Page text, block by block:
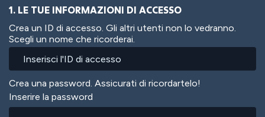
1. LE TUE INFORMAZIONI DI ACCESSO
Crea un ID di accesso. Gli altri utenti non lo vedranno.
Scegli un nome che ricorderai.
Crea una password. Assicurati di ricordartelo!
Inserire la password